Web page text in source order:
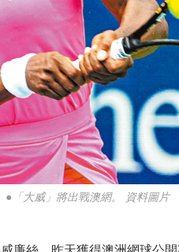
●「大威」將出戰澳網。 資料圖片